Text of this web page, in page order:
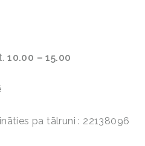
10.00 – 15.00
pa tālruni : 22138096